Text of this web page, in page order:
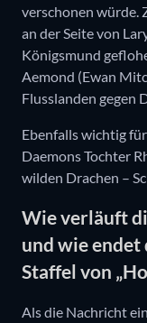
verschonen würde.
an der Seite von
Königsmund
Aemond (Ewan
Flusslanden gegen
Ebenfalls wichtig
Daemons Tochter
wilden Drachen –
Wie verläuft
und wie
Staffel von
Als die Nachricht